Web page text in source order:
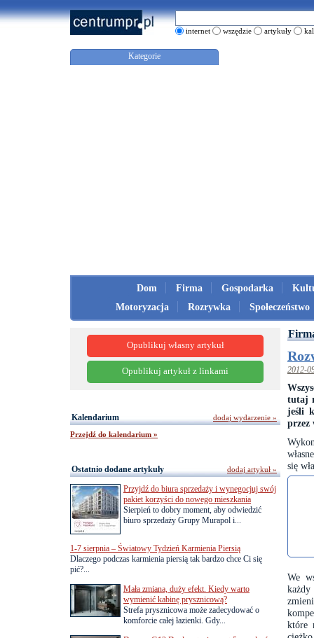
internet wszędzie artykuły
Kategorie
Dom Firma Gospodarka
Motoryzacja
Rozrywka Społeczeństwo
2012-
tutaj
jeśli
przez
się
We
które
Opublikuj własny artykuł
Opublikuj artykuł z linkami
Kalendarium
Przejdź do kalendarium »
dodaj wydarzenie »
Ostatnio dodane artykuły
Przyjdź do biura sprzedaży i wynegocjuj swój
pakiet korzyści do nowego mieszkania
Sierpień to dobry moment, aby odwiedzić
biuro sprzedaży Grupy Murapol i...
1-7 sierpnia – Światowy Tydzień Karmienia Piersią
Dlaczego podczas karmienia piersią tak bardzo chce Ci się
pić?...
Mała zmiana, duży efekt. Kiedy warto
wymienić kabinę prysznicową?
Strefa prysznicowa może zadecydować o
komforcie całej łazienki. Gdy...
dodaj artykuł »